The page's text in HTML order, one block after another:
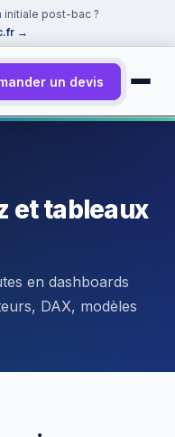
initiale post-bac ?
→
un devis
Power BI · ChatGPT
et tableaux
en dashboards
DAX, modèles